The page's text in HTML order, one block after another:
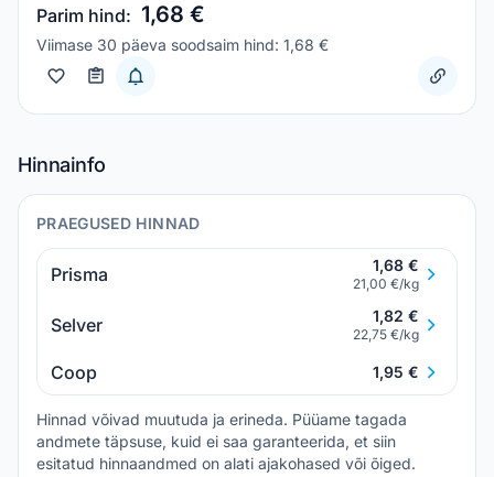
Parim hind: 1,68 €
Viimase 30 päeva soodsaim hind: 1,68 €
Hinnainfo
PRAEGUSED HINNAD
Prisma 1,68 €
21,00 €/kg
Selver 1,82 €
22,75 €/kg
Coop 1,95 €
Hinnad võivad muutuda ja erineda. Püüame tagada
andmete täpsuse, kuid ei saa garanteerida, et siin
esitatud hinnaandmed on alati ajakohased või õiged.